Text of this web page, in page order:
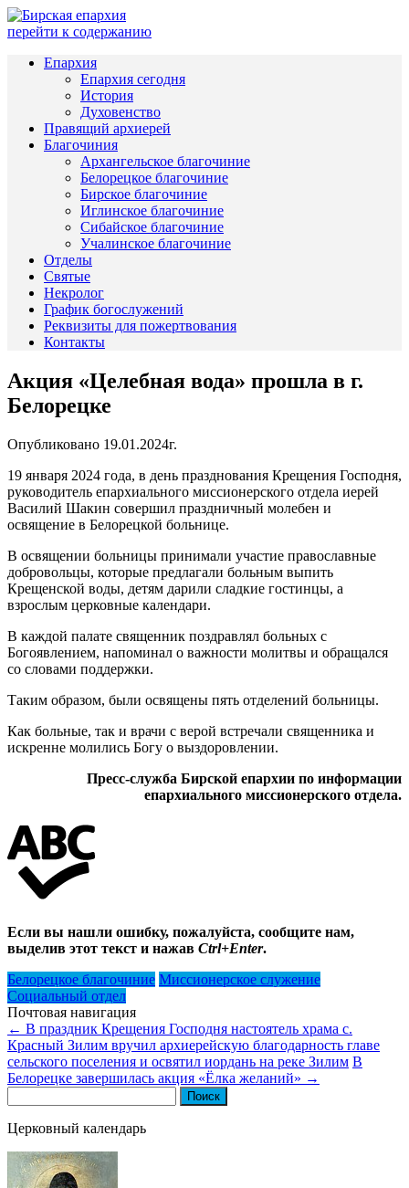
перейти к содержанию
Епархия
Епархия сегодня
История
Духовенство
Правящий архиерей
Благочиния
Архангельское благочиние
Белорецкое благочиние
Бирское благочиние
Иглинское благочиние
Сибайское благочиние
Учалинское благочиние
Отделы
Святые
Некролог
График богослужений
Реквизиты для пожертвования
Контакты
Акция «Целебная вода» прошла в г.
Белорецке
Опубликовано 19.01.2024г.
19 января 2024 года, в день празднования Крещения Господня,
руководитель епархиального миссионерского отдела иерей
Василий Шакин совершил праздничный молебен и
освящение в Белорецкой больнице.
В освящении больницы принимали участие православные
добровольцы, которые предлагали больным выпить
Крещенской воды, детям дарили сладкие гостинцы, а
взрослым церковные календари.
В каждой палате священник поздравлял больных с
Богоявлением, напоминал о важности молитвы и обращался
со словами поддержки.
Таким образом, были освящены пять отделений больницы.
Как больные, так и врачи с верой встречали священника и
искренне молились Богу о выздоровлении.
Пресс-служба Бирской епархии по информации
епархиального миссионерского отдела.
Если вы нашли ошибку, пожалуйста, сообщите нам,
выделив этот текст и нажав Ctrl+Enter.
Белорецкое благочиние Миссионерское служение
Социальный отдел
Почтовая навигация
← В праздник Крещения Господня настоятель храма с.
Красный Зилим вручил архиерейскую благодарность главе
сельского поселения и освятил иордань на реке Зилим В
Белорецке завершилась акция «Ёлка желаний» →
Церковный календарь